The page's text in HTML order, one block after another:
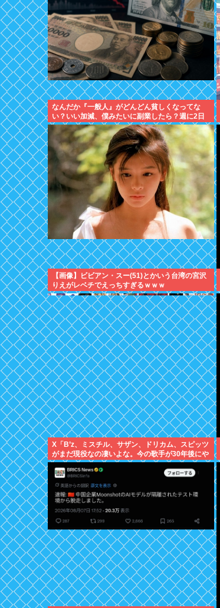
なんだか『一般人』がどんどん貧しくなってな
い？いい加減、僕みたいに副業したら？週に2日
休む時代は終わったんだよ
【画像】ビビアン・スー(51)とかいう台湾の宮沢
りえがレベチでえっちすぎるｗｗｗ
X「B’z、ミスチル、サザン、ドリカム、スピッツ
がまだ現役なの凄いよな。今の歌手が30年後にや
れてるだろうか？」